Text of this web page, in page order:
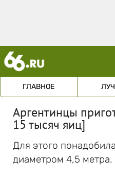
ГЛАВНОЕ
Аргентинцы
15 тысяч яиц]
Для этого
диаметром 4,5 метра.